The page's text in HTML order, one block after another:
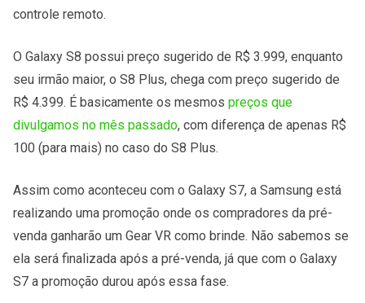
controle remoto.
O Galaxy S8 possui preço sugerido de R$ 3.999, enquanto
seu irmão maior, o S8 Plus, chega com preço sugerido de
R$ 4.399. É basicamente os mesmos preços que
divulgamos no mês passado, com diferença de apenas R$
100 (para mais) no caso do S8 Plus.
Assim como aconteceu com o Galaxy S7, a Samsung está
realizando uma promoção onde os compradores da pré-
venda ganharão um Gear VR como brinde. Não sabemos se
ela será finalizada após a pré-venda, já que com o Galaxy
S7 a promoção durou após essa fase.